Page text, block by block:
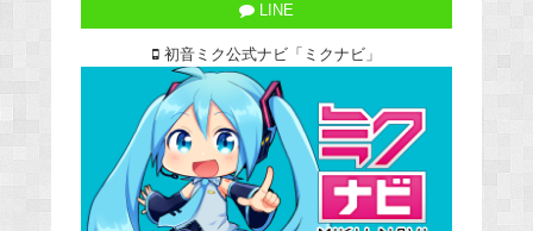
LINE
初音ミク公式ナビ「ミクナビ」